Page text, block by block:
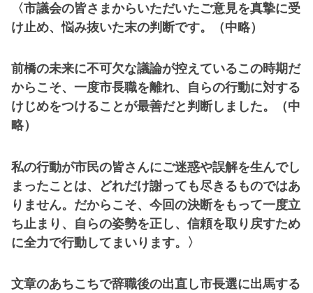
〈市議会の皆さまからいただいたご意見を真摯に受
け止め、悩み抜いた末の判断です。（中略）
前橋の未来に不可欠な議論が控えているこの時期だ
からこそ、一度市長職を離れ、自らの行動に対する
けじめをつけることが最善だと判断しました。（中
略）
私の行動が市民の皆さんにご迷惑や誤解を生んでし
まったことは、どれだけ謝っても尽きるものではあ
りません。だからこそ、今回の決断をもって一度立
ち止まり、自らの姿勢を正し、信頼を取り戻すため
に全力で行動してまいります。〉
文章のあちこちで辞職後の出直し市長選に出馬する